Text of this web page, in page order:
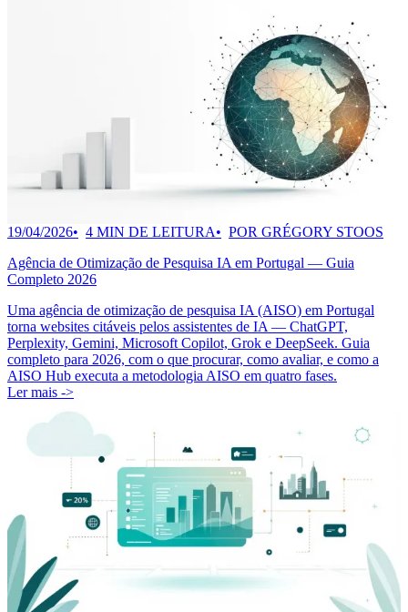
19/04/2026 4 MIN DE LEITURA
POR GRÉGORY STOOS
Agência de Otimização de Pesquisa IA em Portugal — Guia
Completo 2026
Uma agência de otimização de pesquisa IA (AISO) em Portugal
torna websites citáveis pelos assistentes de IA — ChatGPT,
Perplexity, Gemini, Microsoft Copilot, Grok e DeepSeek. Guia
completo para 2026, com o que procurar, como avaliar, e como a
AISO Hub executa a metodologia AISO em quatro fases.
Ler mais ->